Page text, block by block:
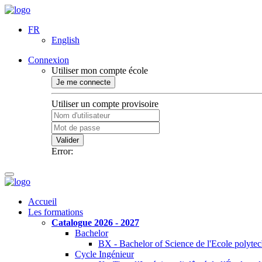
FR
English
Connexion
Utiliser mon compte école
Je me connecte
Utiliser un compte provisoire
Valider
Error:
Accueil
Les formations
Catalogue 2026 - 2027
Bachelor
BX - Bachelor of Science de l'Ecole
Cycle Ingénieur